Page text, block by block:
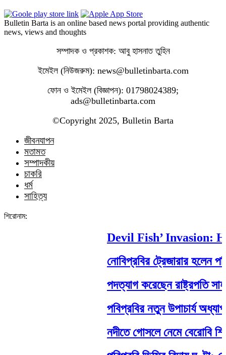
Bulletin Barta is an online based news portal providing authentic
news, views and thoughts
সম্পাদক ও প্রকাশক: আবু হাসনাত তুহিন
ইমেইল (নিউজরুম): news@bulletinbarta.com
ফোন ও ইমেইল (বিজ্ঞাপন): 01798024389;
ads@bulletinbarta.com
©️Copyright 2025, Bulletin Barta
জীবনযাপন
মতামত
সম্পাদকীয়
চাকরি
ধর্ম
সাহিত্য
শিরোনাম:
Devil Fish’ Invasion:
নোবিপ্রবির ট্রেজারার হলেন
পদত্যাগ করেছেন রাষ্ট্রপতি
পবিপ্রবির নতুন উপাচার্য
নদীতে গোসলে নেমে বেরোবি